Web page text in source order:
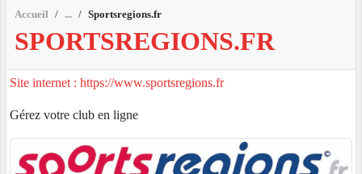
Accueil Sportsregions.fr
SPORTSREGIONS.FR
Site internet : https://www.sportsregions.fr
Gérez votre club en ligne